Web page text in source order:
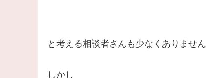
と考える相談者さんも少なくありません
しかし